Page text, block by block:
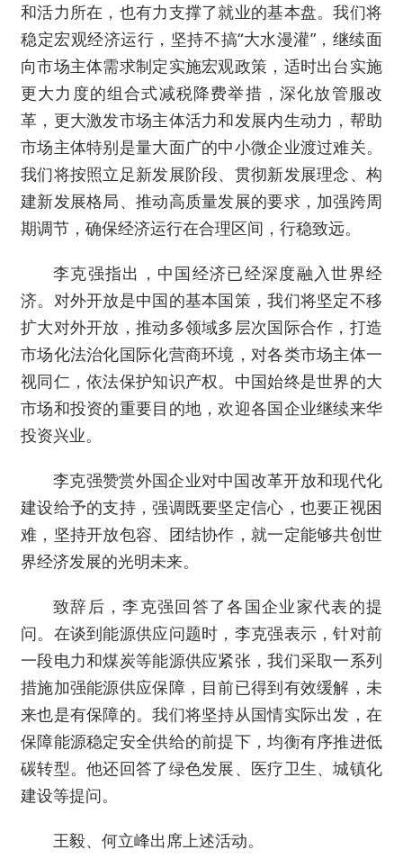
和活力所在，也有力支撑了就业的基本盘。我们将
稳定宏观经济运行，坚持不搞“大水漫灌”，继续面
向市场主体需求制定实施宏观政策，适时出台实施
更大力度的组合式减税降费举措，深化放管服改
革，更大激发市场主体活力和发展内生动力，帮助
市场主体特别是量大面广的中小微企业渡过难关。
我们将按照立足新发展阶段、贯彻新发展理念、构
建新发展格局、推动高质量发展的要求，加强跨周
期调节，确保经济运行在合理区间，行稳致远。
李克强指出，中国经济已经深度融入世界经
济。对外开放是中国的基本国策，我们将坚定不移
扩大对外开放，推动多领域多层次国际合作，打造
市场化法治化国际化营商环境，对各类市场主体一
视同仁，依法保护知识产权。中国始终是世界的大
市场和投资的重要目的地，欢迎各国企业继续来华
投资兴业。
李克强赞赏外国企业对中国改革开放和现代化
建设给予的支持，强调既要坚定信心，也要正视困
难，坚持开放包容、团结协作，就一定能够共创世
界经济发展的光明未来。
致辞后，李克强回答了各国企业家代表的提
问。在谈到能源供应问题时，李克强表示，针对前
一段电力和煤炭等能源供应紧张，我们采取一系列
措施加强能源供应保障，目前已得到有效缓解，未
来也是有保障的。我们将坚持从国情实际出发，在
保障能源稳定安全供给的前提下，均衡有序推进低
碳转型。他还回答了绿色发展、医疗卫生、城镇化
建设等提问。
王毅、何立峰出席上述活动。